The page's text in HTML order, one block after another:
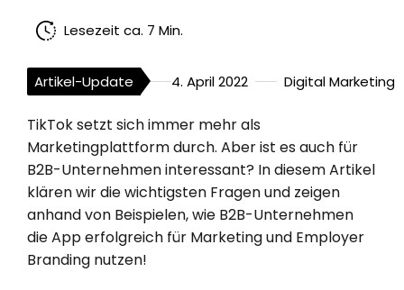
Lesezeit ca. 7 Min.
Artikel-Update 4. April 2022 Digital Marketing
TikTok setzt sich immer mehr als
Marketingplattform durch. Aber ist es auch für
B2B-Unternehmen interessant? In diesem Artikel
klären wir die wichtigsten Fragen und zeigen
anhand von Beispielen, wie B2B-Unternehmen
die App erfolgreich für Marketing und Employer
Branding nutzen!